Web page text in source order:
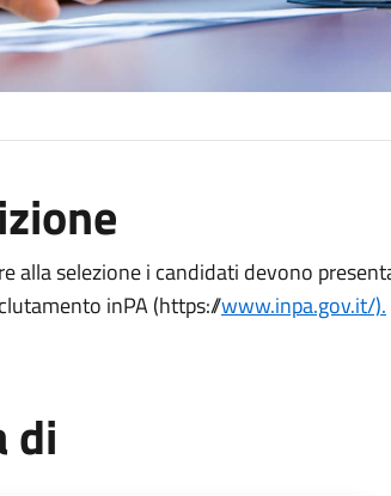
alla selezione i candidati devono
inPA (https://www.inpa.gov.it/).
di